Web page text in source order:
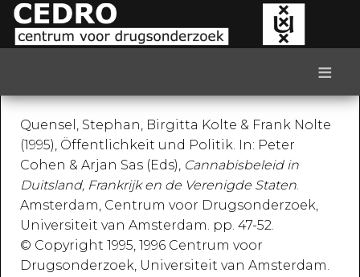
≡
Quensel, Stephan, Birgitta Kolte & Frank Nolte
(1995), Öffentlichkeit und Politik. In: Peter
Cohen & Arjan Sas (Eds), Cannabisbeleid in
Duitsland, Frankrijk en de Verenigde Staten.
Amsterdam, Centrum voor Drugsonderzoek,
Universiteit van Amsterdam. pp. 47-52.
© Copyright 1995, 1996 Centrum voor
Drugsonderzoek, Universiteit van Amsterdam.